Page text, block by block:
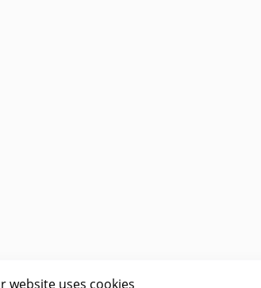
website uses cookies